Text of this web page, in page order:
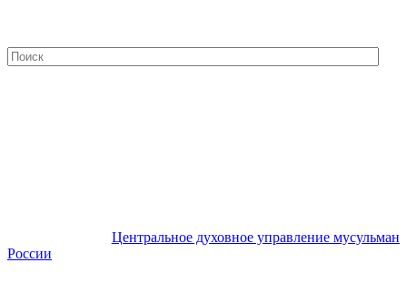
Центральное духовное управление мусульман
России